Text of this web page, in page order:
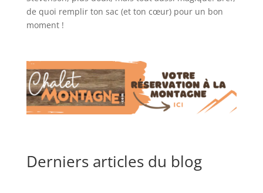
de quoi remplir ton sac (et ton cœur) pour un bon
moment !
Derniers articles du blog